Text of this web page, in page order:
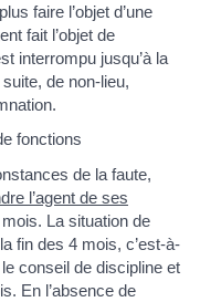
faire l’objet d’une
fait l’objet de
interrompu jusqu’à la
de non-lieu,
fonctions
de la faute,
l’agent de ses
La situation de
fin des 4 mois, c’est-à-
conseil de discipline et
En l’absence de